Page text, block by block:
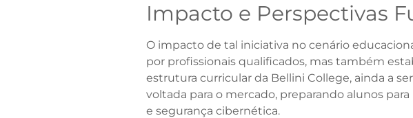
Impacto e Perspectivas
O impacto de tal iniciativa no cenário
por profissionais qualificados, mas também
estrutura curricular da Bellini College, ainda a
voltada para o mercado, preparando alunos
e segurança cibernética.